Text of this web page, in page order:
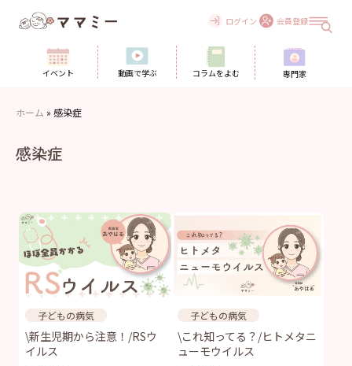
ログイン 会員登録
イベント 動画で学ぶ コラムをよむ 専門家
ホーム » 感染症
感染症
子どもの病気
\新生児期から注意！/RSウ
イルス
子どもの病気
\これ知ってる？/ヒトメタニ
ューモウイルス